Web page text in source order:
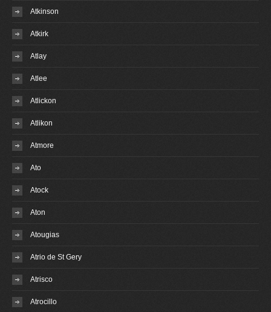
Atkinson
Atkirk
Atlay
Atlee
Atlickon
Atlikon
Atmore
Ato
Atock
Aton
Atougias
Atrio de St Gery
Atrisco
Atrocillo